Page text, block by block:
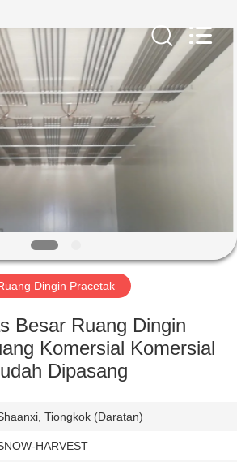
Dingin Pracetak
Besar Ruang Dingin
Komersial Komersial
Dipasang
Tiongkok (Daratan)
HARVEST